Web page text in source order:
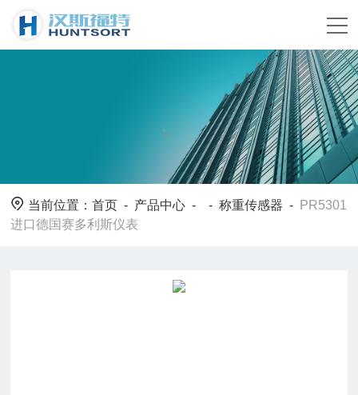
当前位置：首页 - 产品中心 - -称重传感器 -
PR5301
进口德国赛多利斯仪表